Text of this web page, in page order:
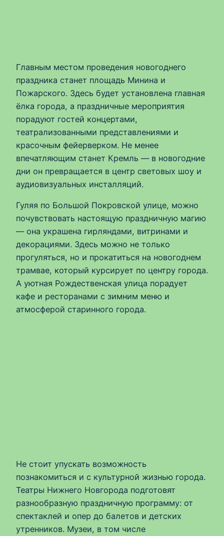
Главным местом проведения новогоднего
праздника станет площадь Минина и
Пожарского. Здесь будет установлена главная
ёлка города, а праздничные мероприятия
порадуют гостей концертами,
театрализованными представлениями и
красочным фейерверком. Не менее
впечатляющим станет Кремль — в новогодние
дни он превращается в центр световых шоу и
аудиовизуальных инсталляций.
Гуляя по Большой Покровской улице, можно
почувствовать настоящую праздничную магию
— она украшена гирляндами, витринами и
декорациями. Здесь можно не только
прогуляться, но и прокатиться на новогоднем
трамвае, который курсирует по центру города.
А уютная Рождественская улица порадует
кафе и ресторанами с зимним меню и
атмосферой старинного города.
Не стоит упускать возможность
познакомиться и с культурной жизнью города.
Театры Нижнего Новгорода подготовят
разнообразную праздничную программу: от
спектаклей и опер до балетов и детских
утренников. Музеи, в том числе